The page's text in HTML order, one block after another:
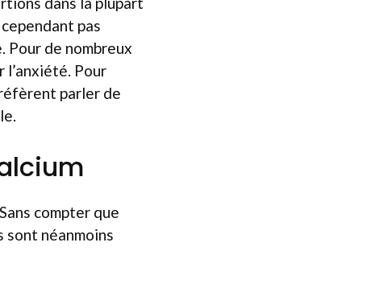
pas
Pour de nombreux
l’anxiété. Pour
parler de
compter que
néanmoins